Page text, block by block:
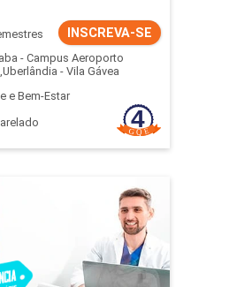
INSCREVA-SE
- Campus Aeroporto
- Vila Gávea
e Bem-Estar
Fonoaudiologia
Detalhes do curso